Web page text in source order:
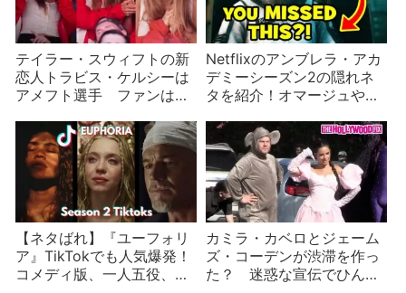
テイラー・スウィフトの新
恋人トラビス・ケルシーは
アメフト選手 ファンはル
政治論争も発生し学術集会
も行われる
Netflixのアンブレラ・アカ
デミーシーズン2の隠れネ
タを紹介！オマージュや舞
【ネタばれ】『ユーフォリ
ア』TikTokでも人気爆発！
コメディ版、一人五役、
カミラ・カベロとジェーム
ズ・コーデンが渋滞を作っ
た？ 迷惑な宣伝でひんし